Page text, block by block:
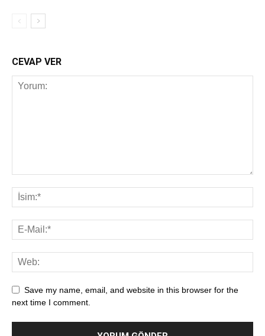
CEVAP VER
Save my name, email, and website in this browser for the
next time I comment.